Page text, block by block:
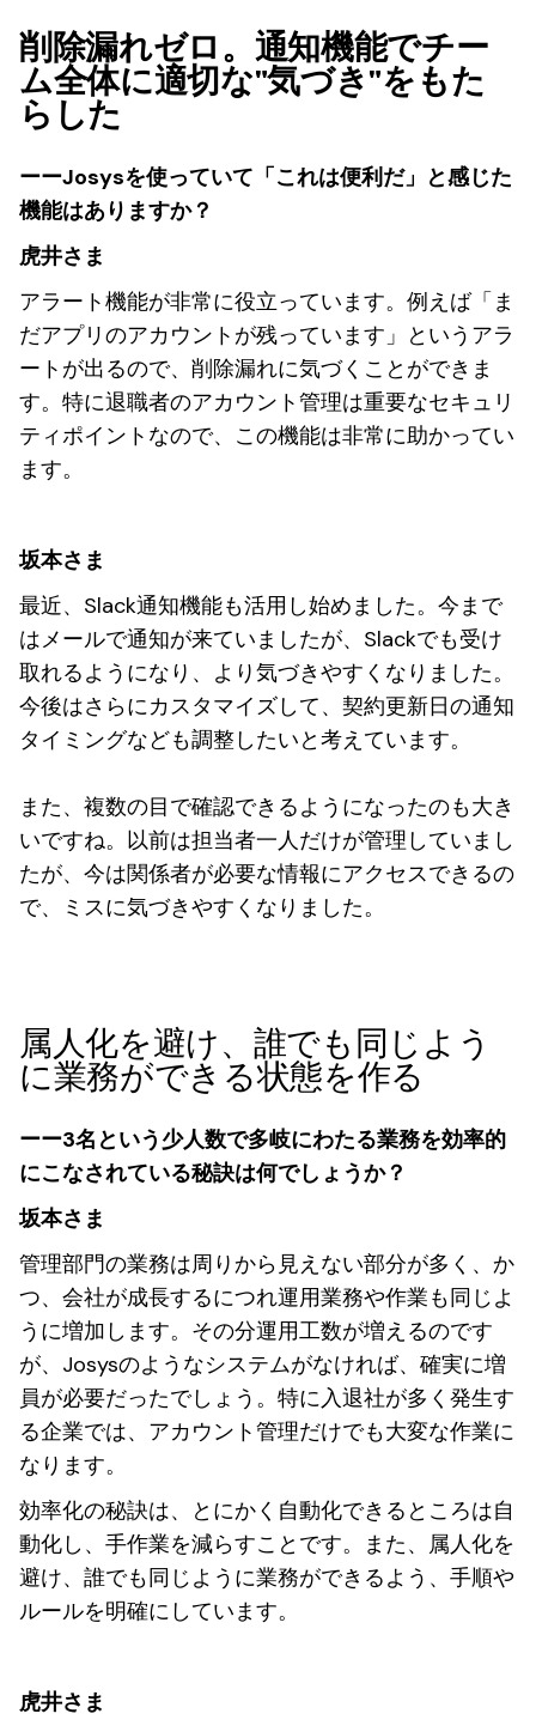
削除漏れゼロ。通知機能でチー
ム全体に適切な"気づき"をもた
らした
ーーJosysを使っていて「これは便利だ」と感じた
機能はありますか？
虎井さま
アラート機能が非常に役立っています。例えば「ま
だアプリのアカウントが残っています」というアラ
ートが出るので、削除漏れに気づくことができま
す。特に退職者のアカウント管理は重要なセキュリ
ティポイントなので、この機能は非常に助かってい
ます。
坂本さま
最近、Slack通知機能も活用し始めました。今まで
はメールで通知が来ていましたが、Slackでも受け
取れるようになり、より気づきやすくなりました。
今後はさらにカスタマイズして、契約更新日の通知
タイミングなども調整したいと考えています。
また、複数の目で確認できるようになったのも大き
いですね。以前は担当者一人だけが管理していまし
たが、今は関係者が必要な情報にアクセスできるの
で、ミスに気づきやすくなりました。
属人化を避け、誰でも同じよう
に業務ができる状態を作る
ーー3名という少人数で多岐にわたる業務を効率的
にこなされている秘訣は何でしょうか？
坂本さま
管理部門の業務は周りから見えない部分が多く、か
つ、会社が成長するにつれ運用業務や作業も同じよ
うに増加します。その分運用工数が増えるのです
が、Josysのようなシステムがなければ、確実に増
員が必要だったでしょう。特に入退社が多く発生す
る企業では、アカウント管理だけでも大変な作業に
なります。
効率化の秘訣は、とにかく自動化できるところは自
動化し、手作業を減らすことです。また、属人化を
避け、誰でも同じように業務ができるよう、手順や
ルールを明確にしています。
虎井さま